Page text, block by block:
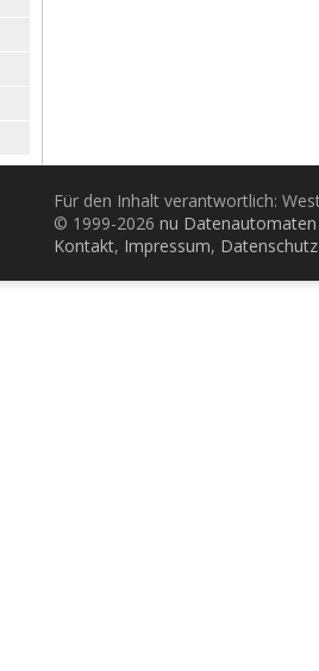
Für den Inhalt verantwortlich:
© 1999-2026 nu
Kontakt, Impressum, Datenschutz